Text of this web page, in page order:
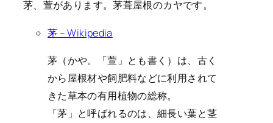
茅、萱があります。茅葺屋根のカヤです。
茅 – Wikipedia
茅（かや。「萱」とも書く）は、古く
から屋根材や飼肥料などに利用されて
きた草本の有用植物の総称。
「茅」と呼ばれるのは、細長い葉と茎